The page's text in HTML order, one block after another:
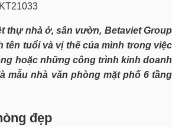
thự nhà ở, sân vườn, Betaviet Group
tên tuổi và vị thế của mình trong việc
hoặc những công trình kinh doanh
mẫu nhà văn phòng mặt phố 6 tầng
đẹp